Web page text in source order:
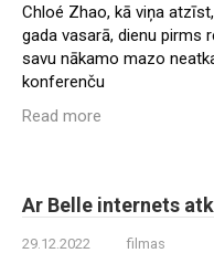
Chloé Zhao, kā viņa
gada vasarā, dienu pirms
savu nākamo mazo
konferenču
Read more
Ar Belle internets
29.12.2022 filmas